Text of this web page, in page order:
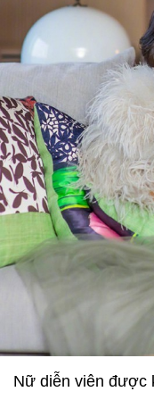
Nữ diễn viên được